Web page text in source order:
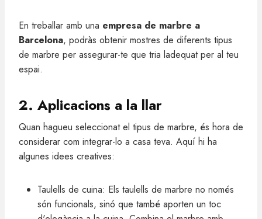
En treballar amb una empresa de marbre a
Barcelona, podràs obtenir mostres de diferents tipus
de marbre per assegurar-te que tria ladequat per al teu
espai.
2. Aplicacions a la llar
Quan hagueu seleccionat el tipus de marbre, és hora de
considerar com integrar-lo a casa teva. Aquí hi ha
algunes idees creatives:
Taulells de cuina: Els taulells de marbre no només
són funcionals, sinó que també aporten un toc